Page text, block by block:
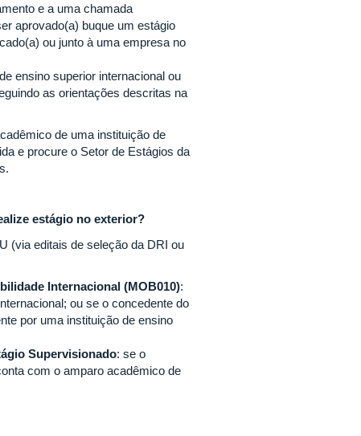
e a uma chamada
aprovado(a) buque um estágio
ou junto à uma empresa no
ensino superior internacional ou
as orientações descritas na
de uma instituição de
e procure o Setor de Estágios da
estágio no exterior?
(via editais de seleção da DRI ou
Internacional (MOB010):
ou se o concedente do
por uma instituição de ensino
Supervisionado: se o
com o amparo acadêmico de